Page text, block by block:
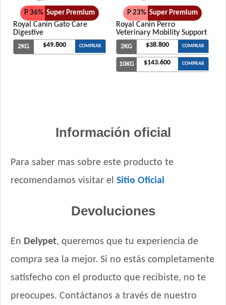
P 36% Super Premium
Royal Canin Gato Care
Digestive
2KG $49.800 COMPRAR
P 23% Super Premium
Royal Canin Perro
Veterinary Mobility Support
2KG $38.800 COMPRAR
10KG $143.600 COMPRAR
Información oficial
Para saber mas sobre este producto te
recomendamos visitar el Sitio Oficial
Devoluciones
En Delypet, queremos que tu experiencia de
compra sea la mejor. Si no estás completamente
satisfecho con el producto que recibiste, no te
preocupes. Contáctanos a través de nuestro